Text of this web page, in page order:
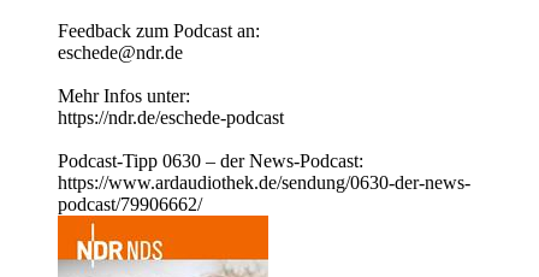
Feedback zum Podcast an:
eschede@ndr.de
Mehr Infos unter:
https://ndr.de/eschede-podcast
Podcast-Tipp 0630 – der News-Podcast:
https://www.ardaudiothek.de/sendung/0630-der-news-
podcast/79906662/